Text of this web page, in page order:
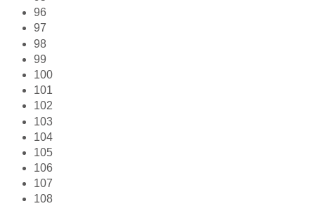
96
97
98
99
100
101
102
103
104
105
106
107
108